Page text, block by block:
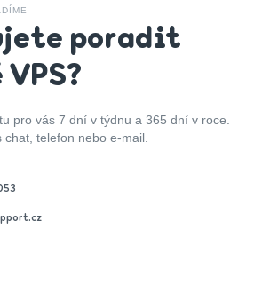
poradit
pro vás 7 dní v týdnu a 365 dní v roce.
telefon nebo e-mail.